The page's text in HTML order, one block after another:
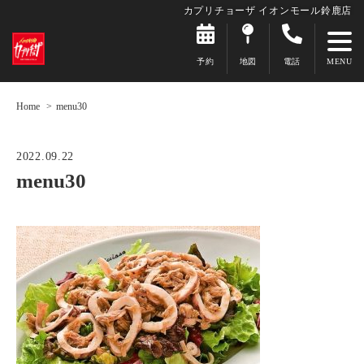
カプリチョーザ イオンモール鈴鹿店
予約 地図 電話
Home menu30
2022.09.22
menu30